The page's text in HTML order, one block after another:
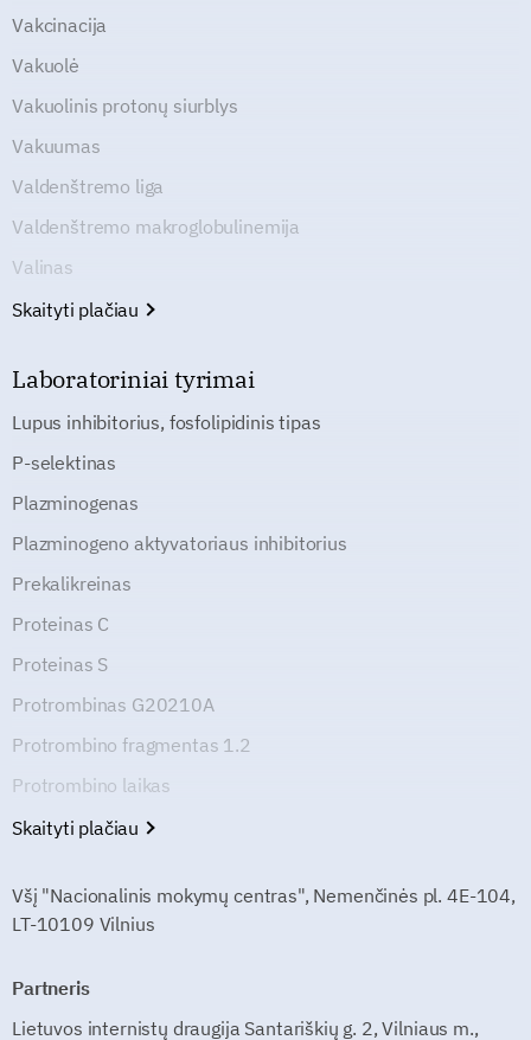
Vakcinacija
Vakuolė
Vakuolinis protonų siurblys
Vakuumas
Valdenštremo liga
Valdenštremo makroglobulinemija
Valinas
Skaityti plačiau
Laboratoriniai tyrimai
Lupus inhibitorius, fosfolipidinis tipas
P-selektinas
Plazminogenas
Plazminogeno aktyvatoriaus inhibitorius
Prekalikreinas
Proteinas C
Proteinas S
Protrombinas G20210A
Protrombino fragmentas 1.2
Protrombino laikas
Skaityti plačiau
Všį "Nacionalinis mokymų centras", Nemenčinės pl. 4E-104,
LT-10109 Vilnius
Partneris
Lietuvos internistų draugija Santariškių g. 2, Vilniaus m.,